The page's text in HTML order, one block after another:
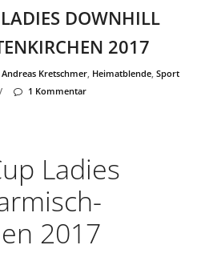
DOWNHILL
2017
Andreas Kretschmer, Heimatblende, Sport
/ 1 Kommentar
Ladies
2017